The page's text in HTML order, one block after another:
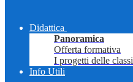
Didattica
Panoramica
Offerta formativa
I progetti delle classi
Info Utili